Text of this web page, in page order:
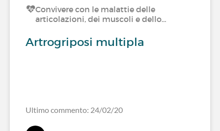
Convivere con le malattie delle
articolazioni, dei muscoli e dello…
Artrogriposi multipla
Ultimo commento: 24/02/20